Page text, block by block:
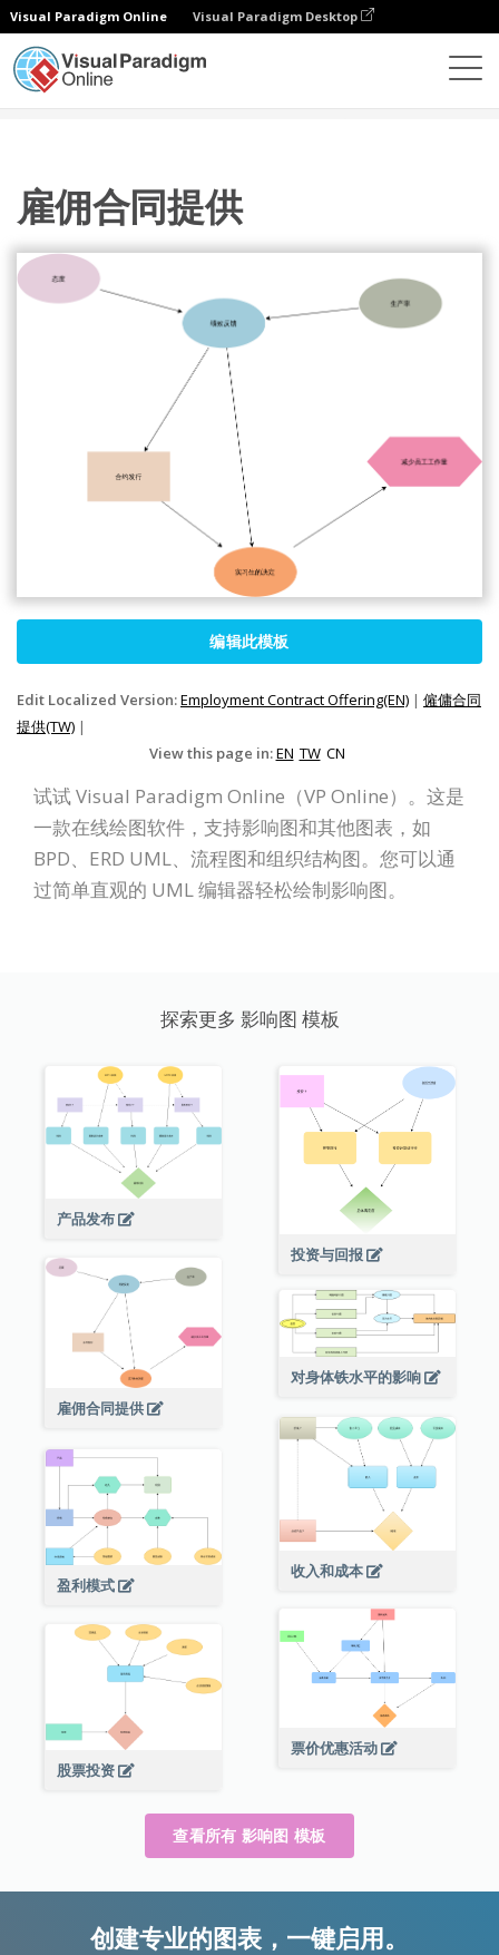
Visual Paradigm Online Visual Paradigm Desktop
雇佣合同提供
编辑此模板
Edit Localized Version:Employment Contract Offering(EN) | 僱傭合同
提供(TW) |
View this page in:EN TW CN
试试 Visual Paradigm Online（VP Online）。这是
一款在线绘图软件，支持影响图和其他图表，如
BPD、ERD UML、流程图和组织结构图。您可以通
过简单直观的 UML 编辑器轻松绘制影响图。
探索更多 影响图 模板
产品发布
投资与回报
雇佣合同提供
对身体铁水平的影响
收入和成本
盈利模式
票价优惠活动
股票投资
查看所有 影响图 模板
创建专业的图表，一键启用。